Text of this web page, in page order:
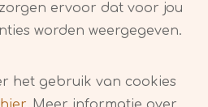
zorgen ervoor dat voor jou
worden weergegeven.
het gebruik van cookies